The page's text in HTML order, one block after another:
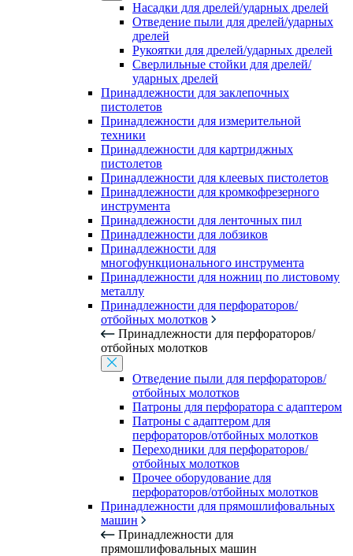
Насадки для дрелей/ударных дрелей
Отведение пыли для дрелей/ударных
дрелей
Рукоятки для дрелей/ударных дрелей
Сверлильные стойки для дрелей/
ударных дрелей
Принадлежности для заклепочных
пистолетов
Принадлежности для измерительной
техники
Принадлежности для картриджных
пистолетов
Принадлежности для клеевых пистолетов
Принадлежности для кромкофрезерного
инструмента
Принадлежности для ленточных пил
Принадлежности для лобзиков
Принадлежности для
многофункционального инструмента
Принадлежности для ножниц по листовому
металлу
Принадлежности для перфораторов/
отбойных молотков
Принадлежности для перфораторов/
отбойных молотков
Отведение пыли для перфораторов/
отбойных молотков
Патроны для перфоратора с адаптером
Патроны с адаптером для
перфораторов/отбойных молотков
Переходники для перфораторов/
отбойных молотков
Прочее оборудование для
перфораторов/отбойных молотков
Принадлежности для прямошлифовальных
машин
Принадлежности для
прямошлифовальных машин